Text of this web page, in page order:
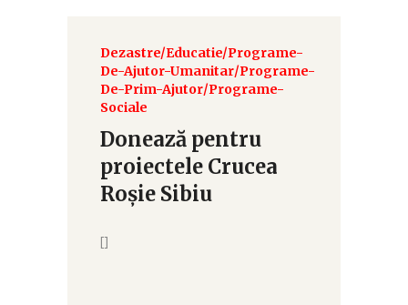
Dezastre/Educatie/Programe-
De-Ajutor-Umanitar/Programe-
De-Prim-Ajutor/Programe-
Sociale
Donează pentru
proiectele Crucea
Roșie Sibiu
[]